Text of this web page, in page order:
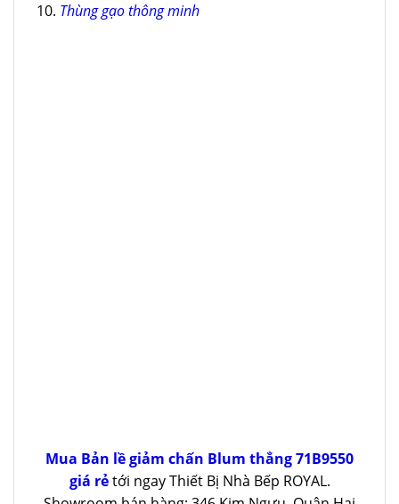
Thùng gạo thông minh
Mua Bản lề giảm chấn Blum thẳng 71B9550
giá rẻtới ngay Thiết Bị Nhà Bếp ROYAL.